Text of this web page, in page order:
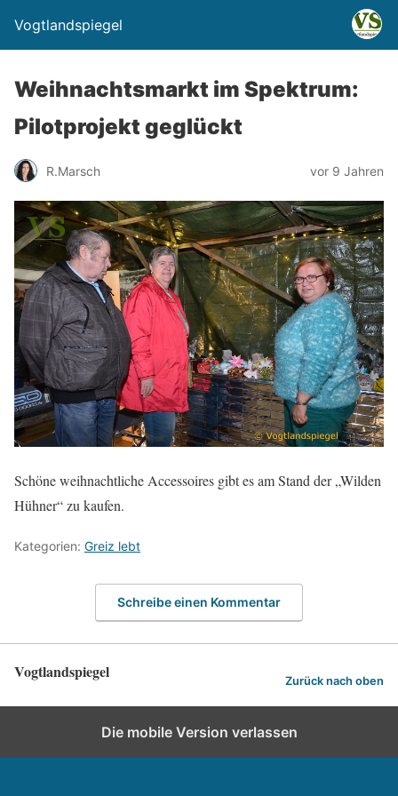
Vogtlandspiegel
Weihnachtsmarkt im Spektrum:
Pilotprojekt geglückt
R.Marsch vor 9 Jahren
Schöne weihnachtliche Accessoires gibt es am Stand der „Wilden
Hühner“ zu kaufen.
Kategorien: Greiz lebt
Schreibe einen Kommentar
Vogtlandspiegel Zurück nach oben
Die mobile Version verlassen